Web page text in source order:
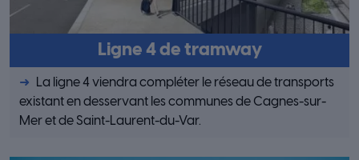
Ligne 4 de tramway
La ligne 4 viendra compléter le réseau de transports
existant en desservant les communes de Cagnes-sur-
Mer et de Saint-Laurent-du-Var.